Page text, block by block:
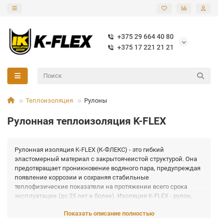
+375 29 664 40 80
+375 17 221 21 21
Теплоизоляция Рулоны
Рулонная теплоизоляция K-FLEX
Рулонная изоляция K-FLEX (К-ФЛЕКС) - это гибкий
эластомерный материал с закрытоячеистой структурой. Она
предотвращает проникновение водяного пара, предупреждая
появление коррозии и сохраняя стабильные
теплофизические показатели на протяжении всего срока
эксплуатации (до 25 лет и более). Изоляция K-FLEX - рулон,
вентиляции и трубопроводов.Показать описание полностью